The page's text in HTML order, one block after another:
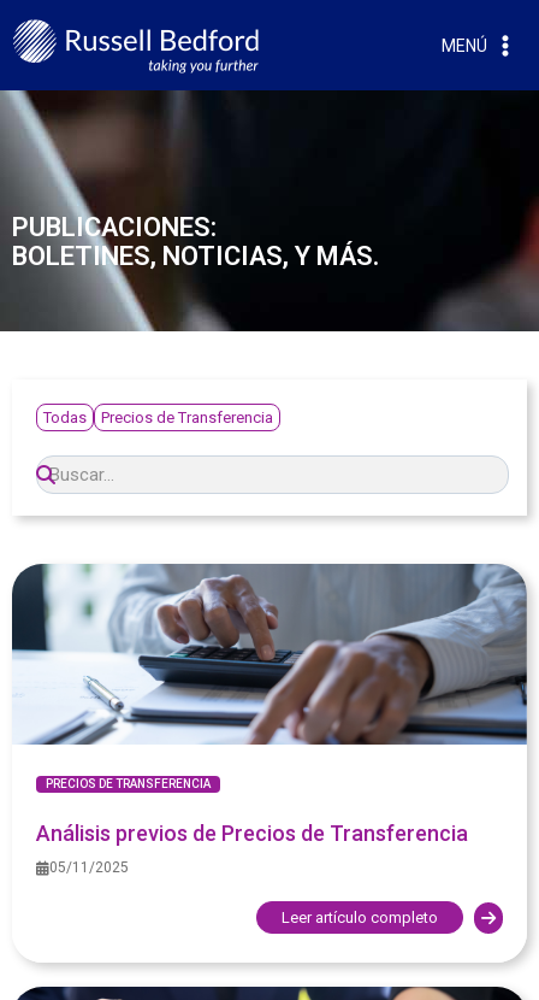
MENÚ
PUBLICACIONES:
BOLETINES, NOTICIAS, Y MÁS.
Todas Precios de Transferencia
PRECIOS DE TRANSFERENCIA
Análisis previos de Precios de Transferencia
05/11/2025
Leer artículo completo